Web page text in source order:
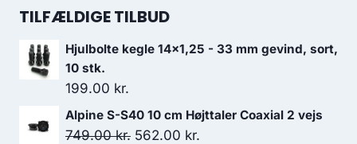
pris
549.00 kr..494.10 kr..
TILFÆLDIGE TILBUD
Hjulbolte kegle 14x1,25 - 33 mm gevind, sort,
10 stk.
199.00 kr.
Alpine S-S40 10 cm Højttaler Coaxial 2 vejs
749.00kr. Den
562.00 kr.